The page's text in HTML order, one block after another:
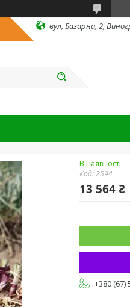
вул, Базарна, 2,
В наявності
Код:2594
13 564 ₴
+380 (67)